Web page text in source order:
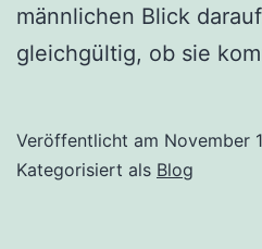
männlichen Blick
gleichgültig, ob sie
Veröffentlicht am November
Kategorisiert als Blog